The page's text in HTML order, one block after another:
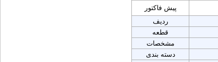
پیش فاکتور
ردیف
قطعه
مشخصات
دسته بندی